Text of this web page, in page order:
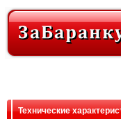
Технические